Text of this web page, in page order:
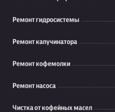
Ремонт гидросистемы
Ремонт капучинатора
Ремонт кофемолки
Ремонт насоса
Чистка от кофейных масел